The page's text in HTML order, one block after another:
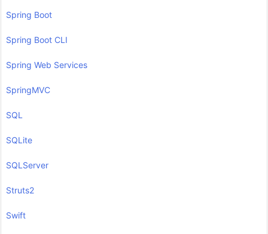
Spring Boot
Spring Boot CLI
Spring Web Services
SpringMVC
SQL
SQLite
SQLServer
Struts2
Swift